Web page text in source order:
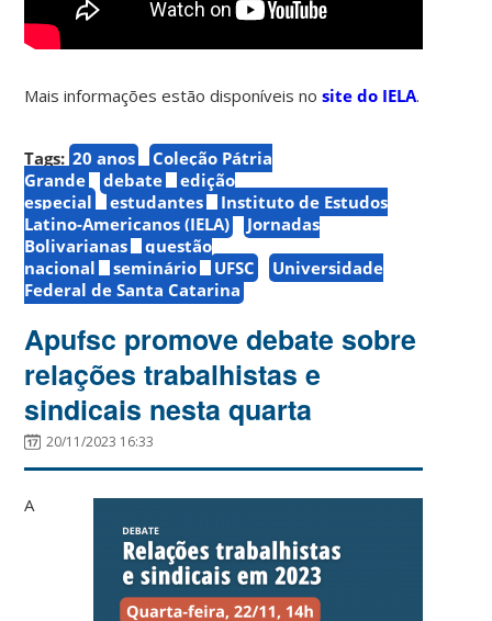
Mais informações estão disponíveis nosite do IELA.
Tags: 20 anos
Coleção Pátria
Grande
debate
edição
especial
estudantes
Instituto de Estudos
Latino-Americanos (IELA)
Jornadas
Bolivarianas
questão
nacional
seminário UFSC
Universidade
Federal de Santa Catarina
Apufsc promove debate sobre
relações trabalhistas e
sindicais nesta quarta
20/11/2023 16:33
A